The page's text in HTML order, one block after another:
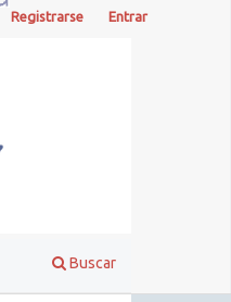
Buscar
Registrarse Entrar